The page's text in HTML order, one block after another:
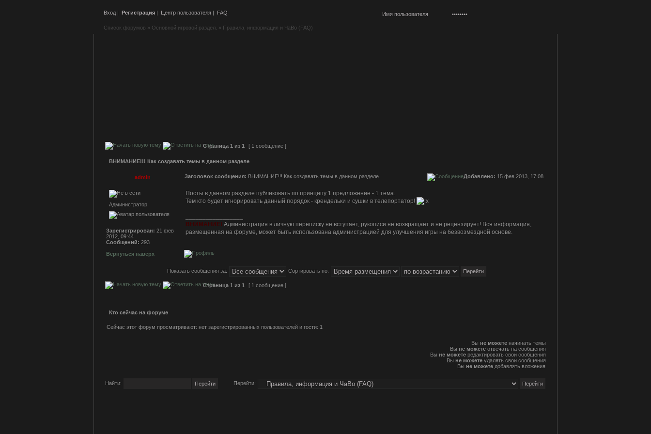
Вход | Регистрация | Центр пользователя | FAQ
Список форумов » Основной игровой раздел. » Правила, информация и ЧаВо (FAQ)
Страница 1 из 1 [ 1 сообщение ]
ВНИМАНИЕ!!! Как создавать темы в данном разделе
admin Заголовок сообщения: ВНИМАНИЕ!!! Как создавать темы в данном разделе Добавлено: 15 фев 2013, 17:08
Администратор
Зарегистрирован: 21 фев
2012, 09:44
Сообщений: 293
Посты в данном разделе публиковать по принципу 1 предложение - 1 тема.
Тем кто будет игнорировать данный порядок - крендельки и сушки в телепортатор!
ВНИМАНИЕ! Администрация в личную переписку не вступает, рукописи не возвращает и не рецензирует! Вся информация,
размещенная на форуме, может быть использована администрацией для улучшения игры на безвозмездной основе.
Вернуться наверх
Показать сообщения за: Сортировать по:
Страница 1 из 1 [ 1 сообщение ]
Кто сейчас на форуме
Сейчас этот форум просматривают: нет зарегистрированных пользователей и гости: 1
Вы не можете начинать темы
Вы не можете отвечать на сообщения
Вы не можете редактировать свои сообщения
Вы не можете удалять свои сообщения
Вы не можете добавлять вложения
Найти: Перейти: